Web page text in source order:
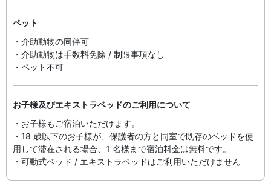
ペット
・介助動物の同伴可
・介助動物は手数料免除 / 制限事項なし
・ペット不可
お子様及びエキストラベッドのご利用について
・お子様もご宿泊いただけます。
・18 歳以下のお子様が、保護者の方と同室で既存のベッドを使
用して滞在される場合、1 名様まで宿泊料金は無料です。
・可動式ベッド / エキストラベッドはご利用いただけません